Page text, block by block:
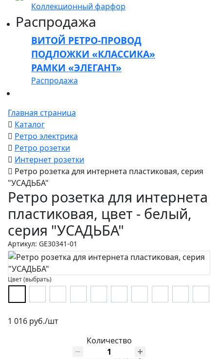
Коллекционный фарфор
Распродажа
ВИТОЙ РЕТРО-ПРОВОД
ПОДЛОЖКИ «КЛАССИКА»
РАМКИ «ЭЛЕГАНТ»
Распродажа
Главная страница
Каталог
Ретро электрика
Ретро розетки
Интернет розетки
Ретро розетка для интернета пластиковая, серия
"УСАДЬБА"
Ретро розетка для интернета
пластиковая, цвет - белый,
серия "УСАДЬБА"
Артикул: GE30341-01
Цвет (выбрать)
1 016 руб./шт
Количество